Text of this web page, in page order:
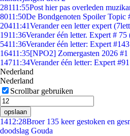
28111:55Post hier pas overleden
8011:50De Bondgenoten Spoiler Topic
20411:41Verander een letter expert
1911:36Verander één letter. Expert # 75
5411:36Verander één letter: Expert
16411:35[NPO2] Zomergasten 2026 #1
14711:34Verander één letter: Expert
Nederland
Nederland
Scrollbar gebruiken
opslaan
1412:28Broer 135 keer gestoken en
doodslag Gouda